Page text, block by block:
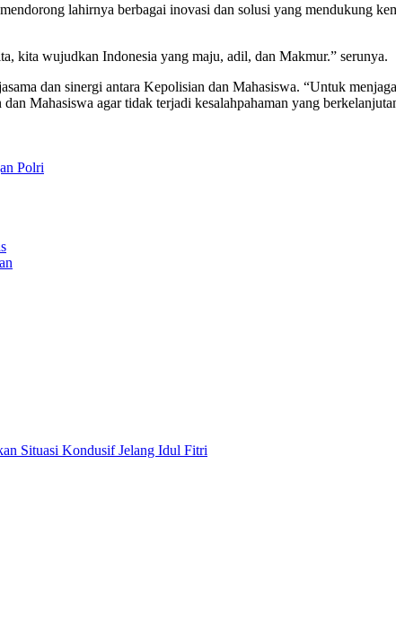
lahirnya berbagai inovasi dan solusi yang mendukung
kita wujudkan Indonesia yang maju, adil, dan Makmur.” serunya.
dan sinergi antara Kepolisian dan Mahasiswa. “Untuk
Mahasiswa agar tidak terjadi kesalahpahaman yang
Polri
Situasi Kondusif Jelang Idul Fitri